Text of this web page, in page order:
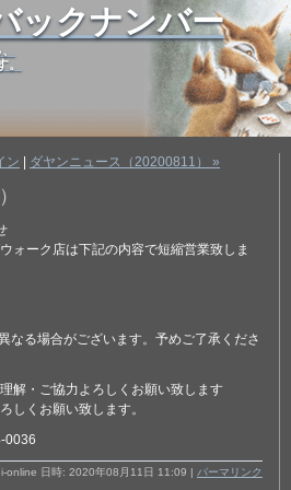
ックナンバー
ン ダヤンニュース（20200811） »
ォーク店は下記の内容で短縮営業致しま
る場合がございます。予めご了承くださ
解・ご協力よろしくお願い致します
しくお願い致します。
0036
online 日時: 2020年08月11日 11:09 | パーマリンク